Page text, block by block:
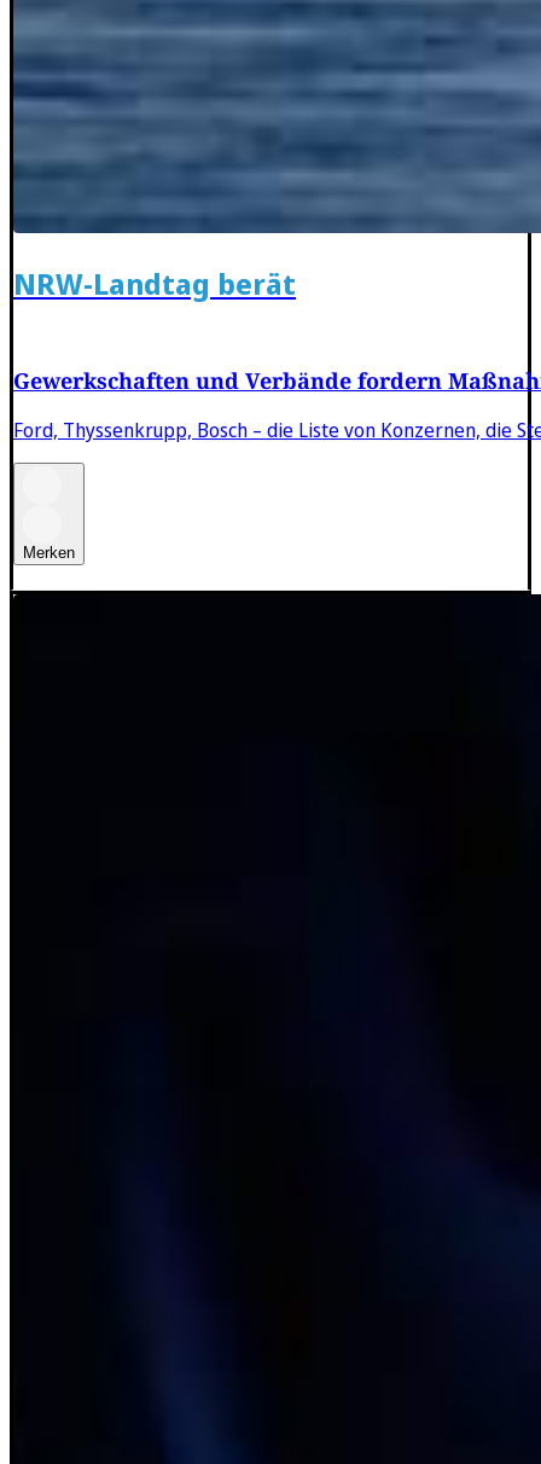
NRW-Landtag berät
Gewerkschaften und Verbände fordern
Ford, Thyssenkrupp, Bosch – die Liste von Konzernen, die
Merken